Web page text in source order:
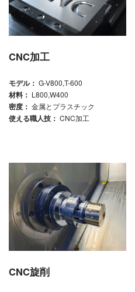
CNC加工
モデル： G-V800,T-600
材料： L800,W400
密度： 金属とプラスチック
使える職人技： CNC加工
CNC旋削